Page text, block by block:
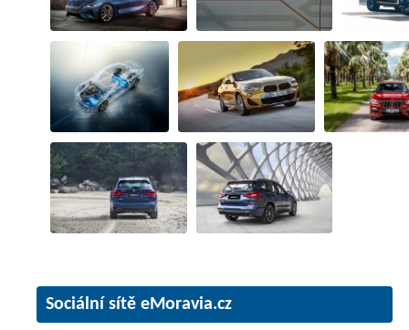
Sociální sítě eMoravia.cz